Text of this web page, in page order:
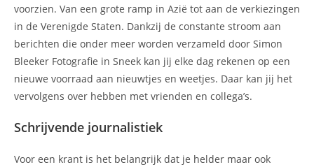
voorzien. Van een grote ramp in Azië tot aan de verkiezingen
in de Verenigde Staten. Dankzij de constante stroom aan
berichten die onder meer worden verzameld door Simon
Bleeker Fotografie in Sneek kan jij elke dag rekenen op een
nieuwe voorraad aan nieuwtjes en weetjes. Daar kan jij het
vervolgens over hebben met vrienden en collega’s.
Schrijvende journalistiek
Voor een krant is het belangrijk dat je helder maar ook